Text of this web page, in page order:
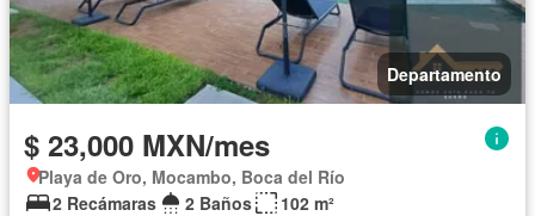
Departamento
$ 23,000 MXN/mes
Playa de Oro, Mocambo, Boca del Río
2 Recámaras
2 Baños
102 m²